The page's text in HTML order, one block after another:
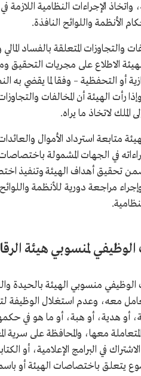
الإجراءات النظامية
الأنظمة واللوائح النافذة.
والتجاوزات المتعلقة بالفساد
الاطلاع على مجريات التحقيق
أو التحفظية – وفقا لما يقضي
رأت الهيئة أن المخالفات
الملك لاتخاذ ما يراه.
متابعة استرداد الأموال
في الجهات المشمولة
تحقيق أهداف الهيئة وتنفيذ
مراجعة دورية للأنظمة
لمنسوبي هيئة
الوظيفي منسوبي الهيئة بالحيدة
معه، وعدم استغلال الوظيفة
أو هدية، أو هبة، أو ما هو في
معها، والمحافظة على
في البرامج الإعلامية، أو
يتعلق باختصاصات الهيئة أو